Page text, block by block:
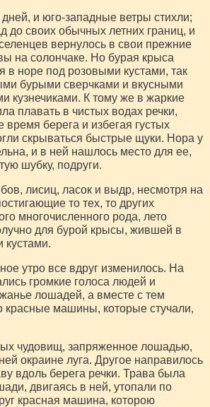
и юго-западные ветры стихли;
до своих обычных летних границ, и
вернулось в свои прежние
на солончаке. Но бурая крыса
в норе под розовыми кустами, так
бурыми сверчками и вкусными
кузнечиками. К тому же в жаркие
плавать в чистых водах речки,
время берега и избегая густых
скрываться быстрые щуки. Нора у
и в ней нашлось место для ее,
шубку, подруги.
лисиц, ласок и выдр, несмотря на
то тех, то других
многочисленного рода, лето
для бурой крысы, жившей в
кустами.
утро все вдруг изменилось. На
громкие голоса людей и
лошадей, а вместе с тем
красные машины, которые стучали,
чудовищ, запряженное лошадью,
окраине луга. Другое направилось
вдоль берега речки. Трава была
двигаясь в ней, утопали по
красная машина, которою